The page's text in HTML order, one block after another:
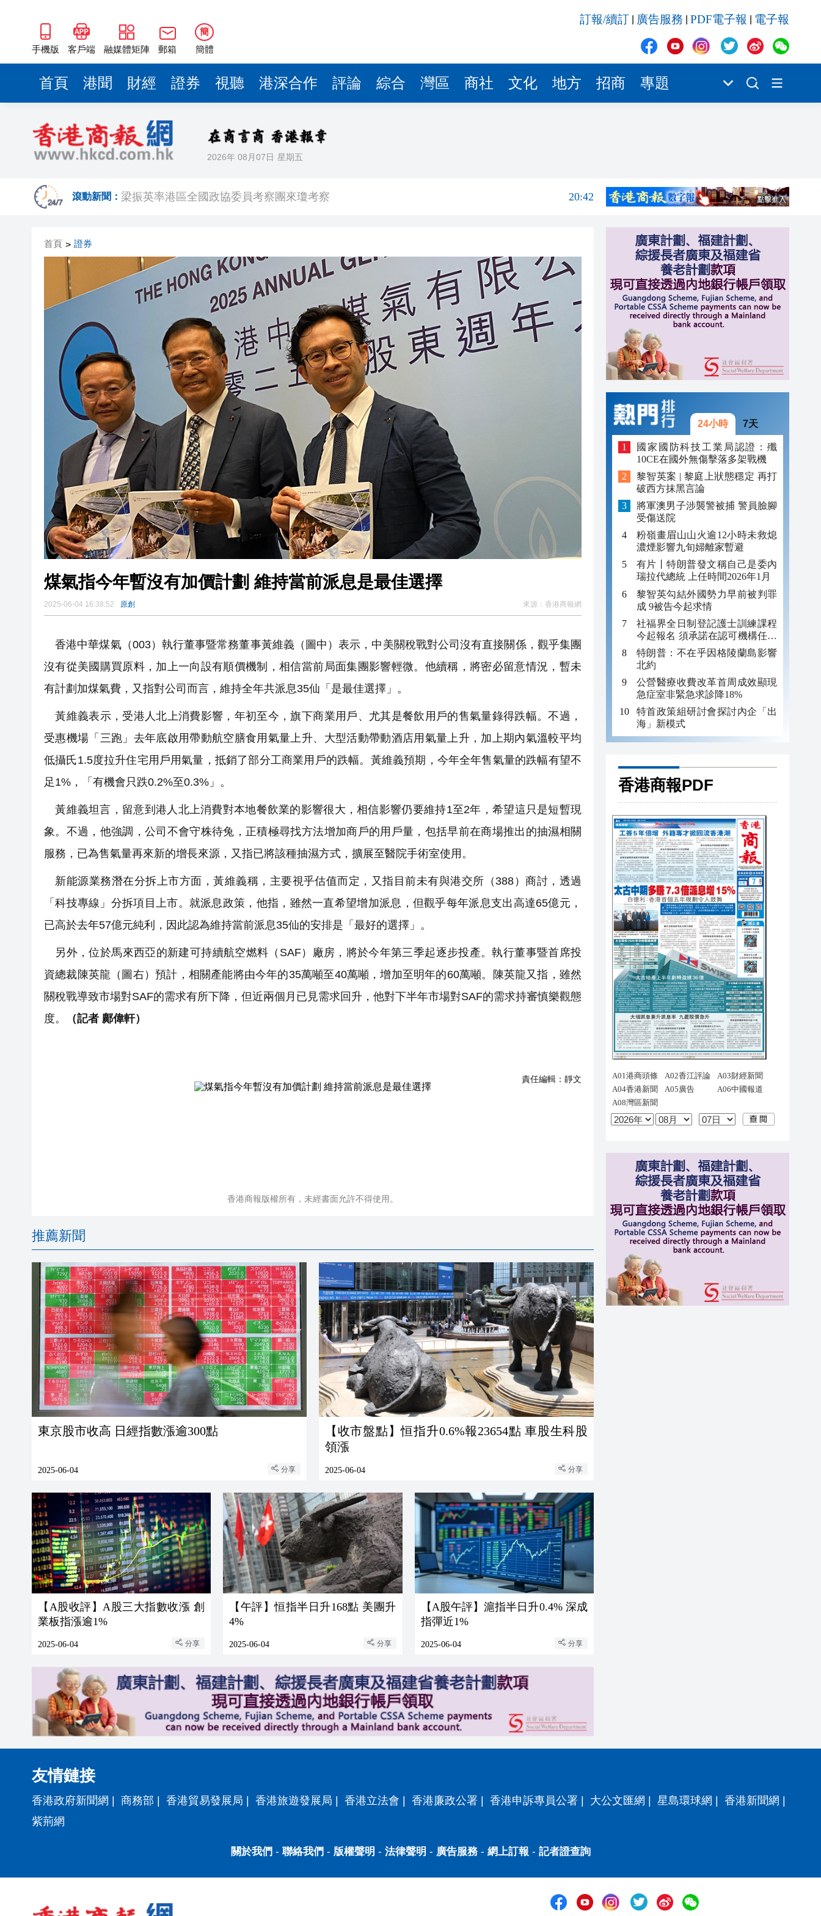
手機版 客戶端 融媒體矩陣 郵箱
簡
簡體
訂報/續訂 廣告服務 PDF電子報 電子報
首頁 港聞 財經 證券 視聽 港深合作 評論 綜合 灣區 商社 文化 地方 招商 專題
2026年 08月07日 星期五
滾動新聞：
2025年海南儋州以舊換新帶動消費約18億元
20:41
山東26戶省屬國企去年合計營收2.58萬億 利潤總額近936億
瀋陽鐵西校園閱讀活動解鎖閱讀新玩法
20:39
有片丨外交部回應特朗普委內瑞拉石油言論 拉美國家有權自主選擇合作夥伴
50餘位頂尖專家共話時代命題
梁振英率港區全國政協委員考察團來瓊考察
20:42
瀋陽鐵西校園閱讀活動解鎖閱讀新玩法
20:39
閩粵贛三地漢樂藝術家齊聚深圳，共奏客家文化傳承新篇章
有片丨外交部回應特朗普委內瑞拉石油言論 拉美國家有權自主選擇合作夥伴
50餘位頂尖專家共話時代命題
海南澄邁文儒煥新升級 五組數據見證文儒沉香從傳統邁向現代
梁振英率港區全國政協委員考察團來瓊考察
2025年海南儋州以舊換新帶動消費約18億元
山東26戶省屬國企去年合計營收2.58萬億 利潤總額近936億
瀋陽鐵西校園閱讀活動解鎖閱讀新玩法
閩粵贛三地漢樂藝術家齊聚深圳，共奏客家文化傳承新篇章
20:34
有片丨外交部回應特朗普委內瑞拉石油言論 拉美國家有權自主選擇合作夥伴
首頁 > 證券
煤氣指今年暫沒有加價計劃 維持當前派息是最佳選擇
2025-06-04 16:38:52 原創 來源： 香港商報網
香港中華煤氣（003）執行董事暨常務董事黃維義（圖中）表示，中美關稅戰對公司沒有直接關係，觀乎集團
沒有從美國購買原料，加上一向設有順價機制，相信當前局面集團影響輕微。他續稱，將密必留意情況，暫未
有計劃加煤氣費，又指對公司而言，維持全年共派息35仙「是最佳選擇」。
黃維義表示，受港人北上消費影響，年初至今，旗下商業用戶、尤其是餐飲用戶的售氣量錄得跌幅。不過，
受惠機場「三跑」去年底啟用帶動航空膳食用氣量上升、大型活動帶動酒店用氣量上升，加上期內氣溫較平均
低攝氏1.5度拉升住宅用戶用氣量，抵銷了部分工商業用戶的跌幅。黃維義預期，今年全年售氣量的跌幅有望不
足1%，「有機會只跌0.2%至0.3%」。
黃維義坦言，留意到港人北上消費對本地餐飲業的影響很大，相信影響仍要維持1至2年，希望這只是短暫現
象。不過，他強調，公司不會守株待兔，正積極尋找方法增加商戶的用戶量，包括早前在商場推出的抽濕相關
服務，已為售氣量再來新的增長來源，又指已將該種抽濕方式，擴展至醫院手術室使用。
新能源業務潛在分拆上市方面，黃維義稱，主要視乎估值而定，又指目前未有與港交所（388）商討，透過
「科技專線」分拆項目上市。就派息政策，他指，雖然一直希望增加派息，但觀乎每年派息支出高達65億元，
已高於去年57億元純利，因此認為維持當前派息35仙的安排是「最好的選擇」。
另外，位於馬來西亞的新建可持續航空燃料（SAF）廠房，將於今年第三季起逐步投產。執行董事暨首席投
資總裁陳英龍（圖右）預計，相關產能將由今年的35萬噸至40萬噸，增加至明年的60萬噸。陳英龍又指，雖然
關稅戰導致市場對SAF的需求有所下降，但近兩個月已見需求回升，他對下半年市場對SAF的需求持審慎樂觀態
度。
（記者 鄺偉軒）
責任編輯： 靜文
香港商報版權所有，未經書面允許不得使用。
推薦新聞
東京股市收高 日經指數漲逾300點
2025-06-04 分享
【收市盤點】恒指升0.6%報23654點 車股生科股
領漲
2025-06-04 分享
【A股收評】A股三大指數收漲 創
業板指漲逾1%
2025-06-04 分享
【午評】恒指半日升168點 美團升
4%
2025-06-04 分享
【A股午評】滬指半日升0.4% 深成
指彈近1%
2025-06-04 分享
24小時 7天
國家國防科技工業局認證：殲
10CE在國外無傷擊落多架戰機
黎智英案 | 黎庭上狀態穩定 再打
破西方抹黑言論
將軍澳男子涉襲警被捕 警員臉腳
受傷送院
粉嶺畫眉山山火逾12小時未救熄
濃煙影響九旬婦離家暫避
有片丨特朗普發文稱自己是委內
瑞拉代總統 上任時間2026年1月
黎智英勾結外國勢力早前被判罪
成 9被告今起求情
社福界全日制登記護士訓練課程
今起報名 須承諾在認可機構任職
至少三年
特朗普：不在乎因格陵蘭島影響
北約
公營醫療收費改革首周成效顯現
急症室非緊急求診降18%
特首政策組研討會探討內企「出
海」新模式
香港商報PDF
友情鏈接
香港政府新聞網 | 商務部 | 香港貿易發展局 | 香港旅遊發展局 | 香港立法會 | 香港廉政公署 | 香港申訴專員公署 | 大公文匯網 | 星島環球網 | 香港新聞網 |
紫荊網
關於我們 - 聯絡我們 - 版權聲明 - 法律聲明 - 廣告服務- 網上訂報 - 記者證查詢